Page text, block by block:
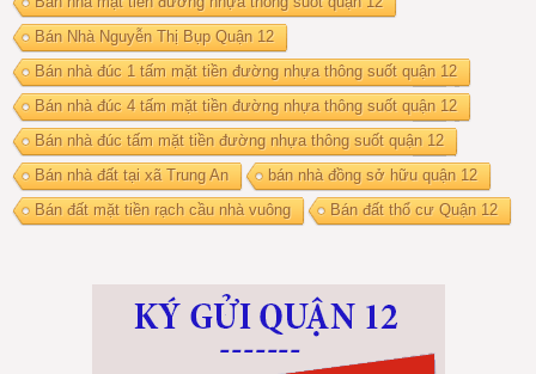
Bán Nhà Nguyễn Thị Bụp Quận 12
Bán nhà đúc 1 tấm mặt tiền đường nhựa thông suốt quận 12
Bán nhà đúc 4 tấm mặt tiền đường nhựa thông suốt quận 12
Bán nhà đúc tấm mặt tiền đường nhựa thông suốt quận 12
Bán nhà đất tại xã Trung An
bán nhà đồng sở hữu quận 12
Bán đất mặt tiền rạch cầu nhà vuông
Bán đất thổ cư Quận 12